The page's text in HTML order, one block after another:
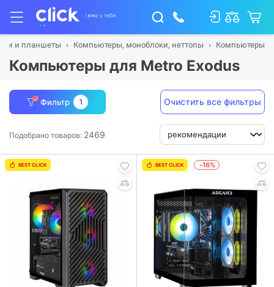
и планшеты Компьютеры, моноблоки, неттопы Компьютеры
Компьютеры для Metro Exodus
Фильтр 1 Очистить все фильтры
Подобрано товаров: 2469
BEST CLICK BEST CLICK -16%